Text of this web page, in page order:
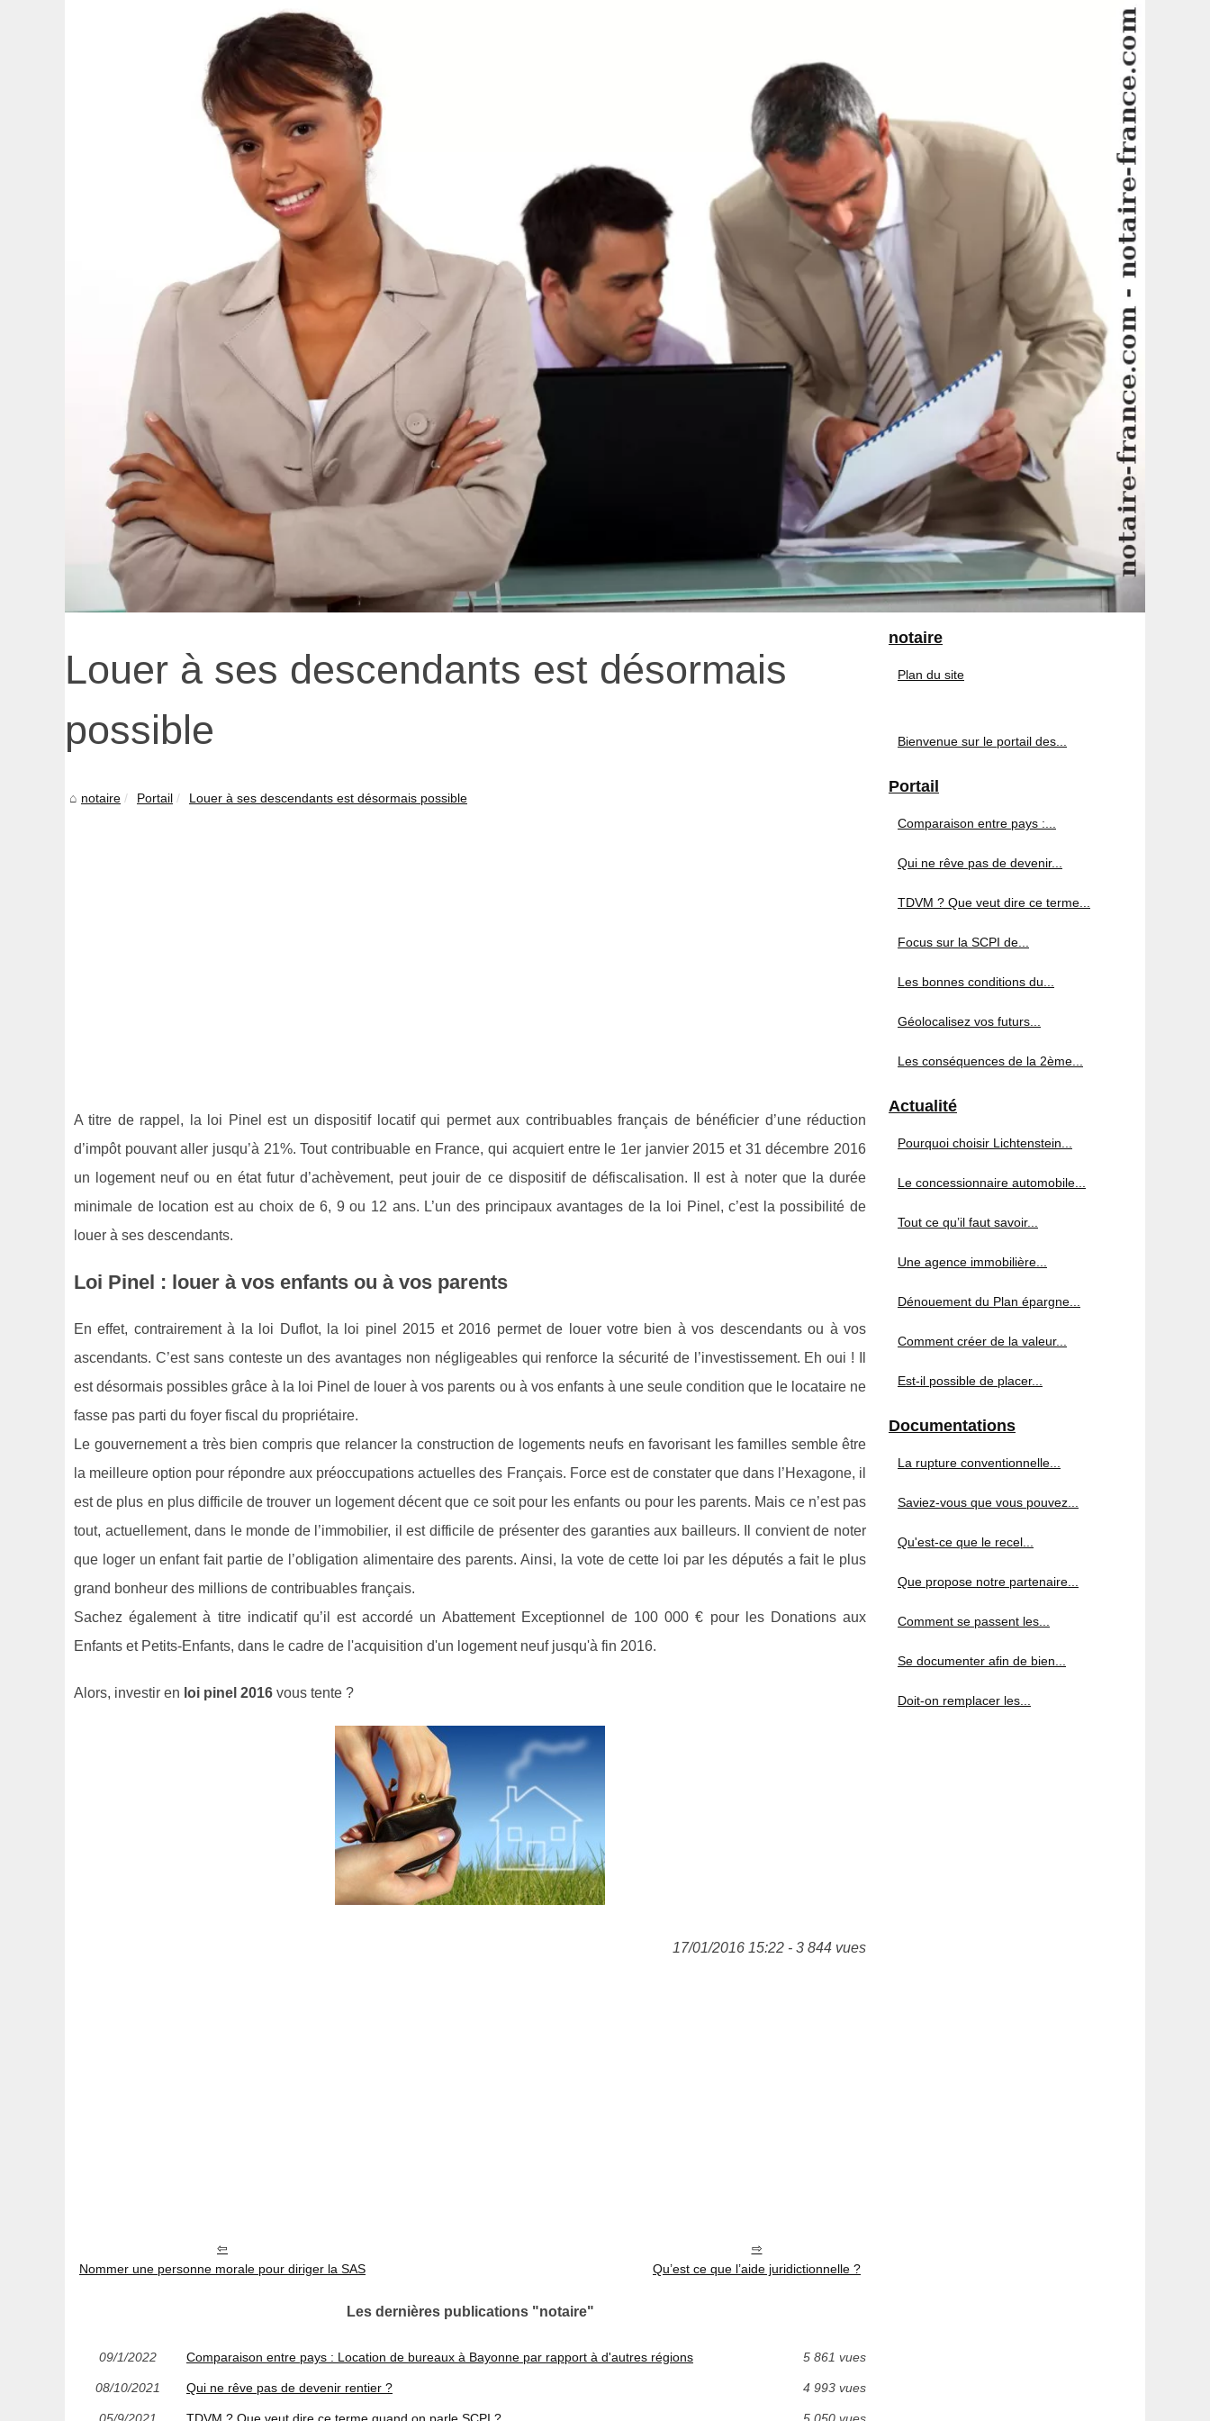
Louer à ses descendants est désormais
possible
notaire Portail Louer à ses descendants est désormais possible
A titre de rappel, la loi Pinel est un dispositif locatif qui permet aux contribuables français de bénéficier d’une réduction
d’impôt pouvant aller jusqu’à 21%. Tout contribuable en France, qui acquiert entre le 1er janvier 2015 et 31 décembre 2016
un logement neuf ou en état futur d’achèvement, peut jouir de ce dispositif de défiscalisation. Il est à noter que la durée
minimale de location est au choix de 6, 9 ou 12 ans. L’un des principaux avantages de la loi Pinel, c’est la possibilité de
louer à ses descendants.
Loi Pinel : louer à vos enfants ou à vos parents
En effet, contrairement à la loi Duflot, la loi pinel 2015 et 2016 permet de louer votre bien à vos descendants ou à vos
ascendants. C’est sans conteste un des avantages non négligeables qui renforce la sécurité de l’investissement. Eh oui ! Il
est désormais possibles grâce à la loi Pinel de louer à vos parents ou à vos enfants à une seule condition que le locataire ne
fasse pas parti du foyer fiscal du propriétaire.
Le gouvernement a très bien compris que relancer la construction de logements neufs en favorisant les familles semble être
la meilleure option pour répondre aux préoccupations actuelles des Français. Force est de constater que dans l’Hexagone, il
est de plus en plus difficile de trouver un logement décent que ce soit pour les enfants ou pour les parents. Mais ce n’est pas
tout, actuellement, dans le monde de l’immobilier, il est difficile de présenter des garanties aux bailleurs. Il convient de noter
que loger un enfant fait partie de l’obligation alimentaire des parents. Ainsi, la vote de cette loi par les députés a fait le plus
grand bonheur des millions de contribuables français.
Sachez également à titre indicatif qu’il est accordé un Abattement Exceptionnel de 100 000 € pour les Donations aux
Enfants et Petits-Enfants, dans le cadre de l'acquisition d'un logement neuf jusqu'à fin 2016.
Alors, investir en loi pinel 2016 vous tente ?
17/01/2016 15:22 - 3 844 vues
Nommer une personne morale pour diriger la SAS Qu’est ce que l’aide juridictionnelle ?
Les dernières publications "notaire"
09/1/2022 Comparaison entre pays : Location de bureaux à Bayonne par rapport à d'autres régions 5 861 vues
08/10/2021 Qui ne rêve pas de devenir rentier ? 4 993 vues
05/9/2021 TDVM ? Que veut dire ce terme quand on parle SCPI ? 5 050 vues
notaire
Plan du site
Bienvenue sur le portail des...
Portail
Comparaison entre pays :...
Qui ne rêve pas de devenir...
TDVM ? Que veut dire ce terme...
Focus sur la SCPI de...
Les bonnes conditions du...
Géolocalisez vos futurs...
Les conséquences de la 2ème...
Actualité
Pourquoi choisir Lichtenstein...
Le concessionnaire automobile...
Tout ce qu’il faut savoir...
Une agence immobilière...
Dénouement du Plan épargne...
Comment créer de la valeur...
Est-il possible de placer...
Documentations
La rupture conventionnelle...
Saviez-vous que vous pouvez...
Qu'est-ce que le recel...
Que propose notre partenaire...
Comment se passent les...
Se documenter afin de bien...
Doit-on remplacer les...